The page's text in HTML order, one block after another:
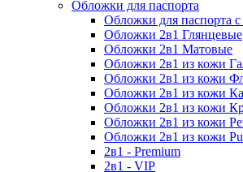
Обложки для паспорта
Обложки для паспорта с
Обложки 2в1 Глянцевые
Обложки 2в1 Матовые
Обложки 2в1 из кожи
Обложки 2в1 из кожи
Обложки 2в1 из кожи
Обложки 2в1 из кожи
Обложки 2в1 из кожи
Обложки 2в1 из кожи
2в1 - Premium
2в1 - VIP